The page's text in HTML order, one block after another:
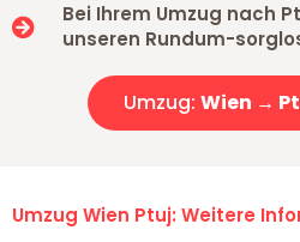
Bei Ihrem Umzug nach
unseren Rundum-
Umzug: Wien →
Umzug Wien Ptuj: Weitere